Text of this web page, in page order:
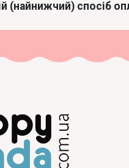
(найнижчий) спосіб